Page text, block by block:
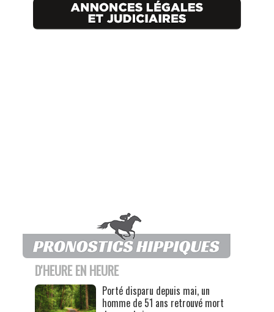
D'HEURE EN HEURE
Porté disparu depuis mai, un
homme de 51 ans retrouvé mort